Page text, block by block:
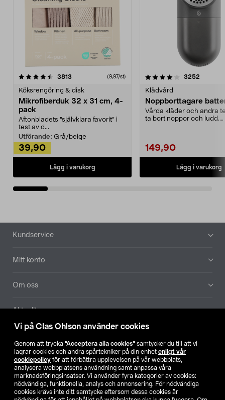
Vi på Clas Ohlson använder cookies
Genom att trycka ”Acceptera alla cookies” samtycker du till att vi
lagrar cookies och andra spårtekniker på din enhet enligt vår
cookiepolicy för att förbättra upplevelsen på vår webbplats,
analysera webbplatsens användning samt anpassa våra
marknadsföringsinsatser. Vi använder fyra kategorier av cookies:
nödvändiga, funktionella, analys och annonsering. För nödvändiga
cookies krävs inte ditt samtycke eftersom dessa cookies är
3813 (9,97/st)
Köksrengöring & disk
Mikrofiberduk 32 x 31 cm, 4-
pack
Aftonbladets "självklara favorit” i
test av d...
Utförande: Grå/beige
39,90
Lägg i varukorg
4.0av 5 stjärnor 3252
Klädvård
Noppborttagare
Vårda kläder och andra
ta bort noppor och ludd.
149,90
Lägg i varukorg
4.5av 5 stjärnor
Sidfot
Kundservice
Mitt konto
Om oss
Aktuellt
Hitta butik
SE NO FI